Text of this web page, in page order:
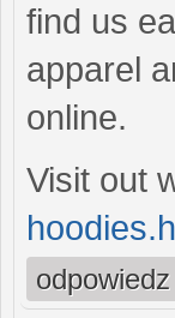
find us
apparel
online.
Visit out
odpowiedz